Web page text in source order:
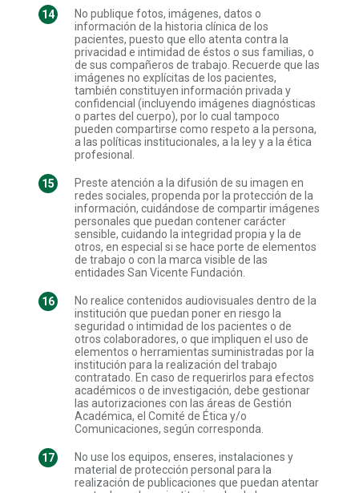
No publique fotos, imágenes, datos o
información de la historia clínica de los
pacientes, puesto que ello atenta contra la
privacidad e intimidad de éstos o sus familias, o
de sus compañeros de trabajo. Recuerde que las
imágenes no explícitas de los pacientes,
también constituyen información privada y
confidencial (incluyendo imágenes diagnósticas
o partes del cuerpo), por lo cual tampoco
pueden compartirse como respeto a la persona,
a las políticas institucionales, a la ley y a la ética
profesional.
Preste atención a la difusión de su imagen en
redes sociales, propenda por la protección de la
información, cuidándose de compartir imágenes
personales que puedan contener carácter
sensible, cuidando la integridad propia y la de
otros, en especial si se hace porte de elementos
de trabajo o con la marca visible de las
entidades San Vicente Fundación.
No realice contenidos audiovisuales dentro de la
institución que puedan poner en riesgo la
seguridad o intimidad de los pacientes o de
otros colaboradores, o que impliquen el uso de
elementos o herramientas suministradas por la
institución para la realización del trabajo
contratado. En caso de requerirlos para efectos
académicos o de investigación, debe gestionar
las autorizaciones con las áreas de Gestión
Académica, el Comité de Ética y/o
Comunicaciones, según corresponda.
No use los equipos, enseres, instalaciones y
material de protección personal para la
realización de publicaciones que puedan atentar